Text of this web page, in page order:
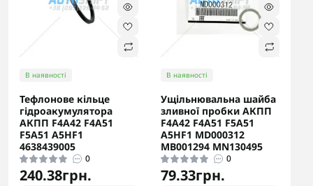
В наявності
Тефлонове кільце
гідроакумулятора
АКПП F4A42 F4A51
F5A51 A5HF1
4638439005
0
240.38грн.
В наявності
Ущільнювальна шайба
зливної пробки АКПП
F4A42 F4A51 F5A51
A5HF1 MD000312
MB001294 MN130495
0
79.33грн.